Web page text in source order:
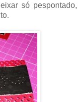
só pespontado,